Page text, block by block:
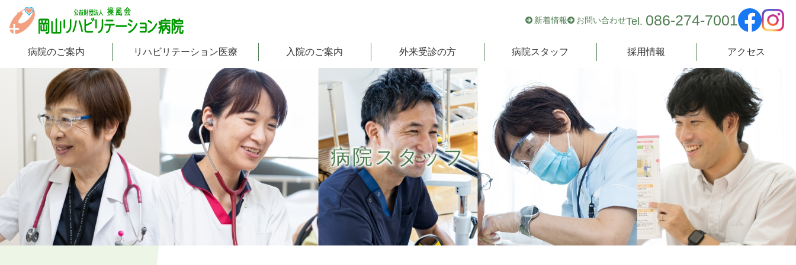
新着情報 お問い合わせTel. 086-274-7001
病院のご案内 リハビリテーション医療 入院のご案内 外来受診の方 病院スタッフ 採用情報 アクセス
病院スタッフ